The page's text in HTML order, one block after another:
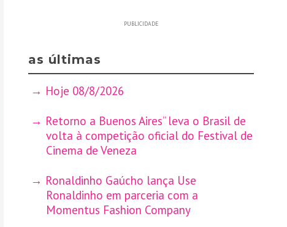
PUBLICIDADE
as últimas
Hoje 08/8/2026
Retorno a Buenos Aires” leva o Brasil de
volta à competição oficial do Festival de
Cinema de Veneza
Ronaldinho Gaúcho lança Use
Ronaldinho em parceria com a
Momentus Fashion Company